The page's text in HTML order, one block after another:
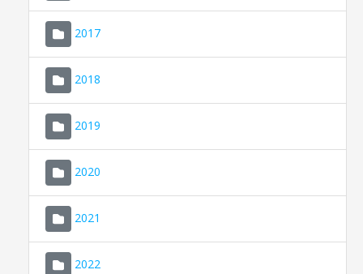
2017
2018
2019
2020
2021
2022